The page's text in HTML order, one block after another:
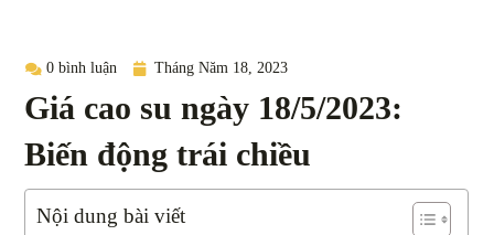
0 bình luận Tháng Năm 18, 2023
Giá cao su ngày 18/5/2023:
Biến động trái chiều
Nội dung bài viết